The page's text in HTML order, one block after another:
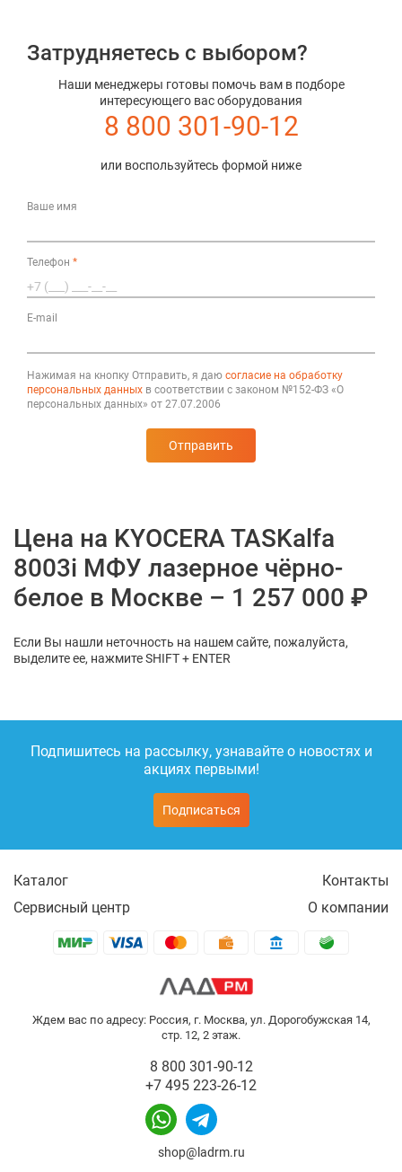
Затрудняетесь с выбором?
Наши менеджеры готовы помочь вам в подборе
интересующего вас оборудования
8 800 301-90-12
или воспользуйтесь формой ниже
Ваше имя
Телефон *
E-mail
Нажимая на кнопку Отправить, я даю согласие на обработку
персональных данных в соответствии с законом №152-ФЗ «О
персональных данных» от 27.07.2006
Отправить
Цена на KYOCERA TASKalfa
8003i МФУ лазерное чёрно-
белое в Москве – 1 257 000 ₽
Если Вы нашли неточность на нашем сайте, пожалуйста,
выделите ее, нажмите SHIFT + ENTER
Подпишитесь на рассылку, узнавайте о новостях и
акциях первыми!
Подписаться
Каталог
Контакты
Сервисный центр
О компании
Ждем вас по адресу: Россия, г. Москва, ул. Дорогобужская 14,
стр. 12, 2 этаж.
8 800 301-90-12
+7 495 223-26-12
shop@ladrm.ru